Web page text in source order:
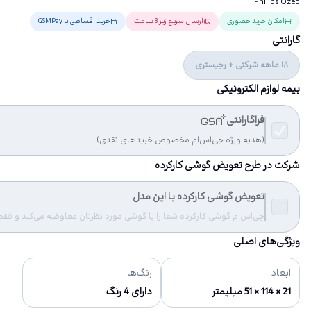
امکان خرید حضوری ارسال سریع زیر 3 ساعت خرید اقساطی با GSMPay
گارانتی
18 ماهه شرکتی + رجیستری
بیمه لوازم الکترونیکی
فراگارانتی
(هدیه ویژه جی‌اس‌ام مخصوص خریدهای نقدی)
شرکت در طرح تعویض گوشی کارکرده
تعویض گوشی کارکرده با این مدل
جی‌اس‌ام گوشی کارکرده شما را با گوشی مورد نظرتان معاوضه می‌کند و فقط
ویژگی‌های اصلی
ابعاد
21 × 114 × 51 میلیمتر
رنگ‌ها
دارای 4 رنگ